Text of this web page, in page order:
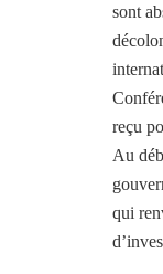
sont
reçu
Au
qui